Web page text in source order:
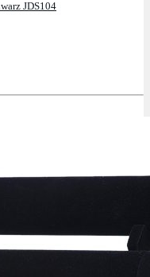
JDS104